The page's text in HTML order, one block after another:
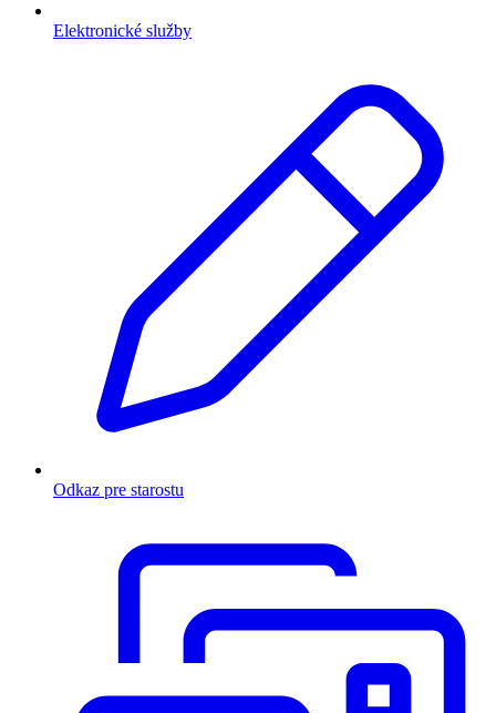
Elektronické služby
Odkaz pre starostu